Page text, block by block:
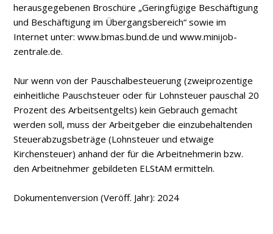
herausgegebenen Broschüre „Geringfügige Beschäftigung
und Beschäftigung im Übergangsbereich“ sowie im
Internet unter: www.bmas.bund.de und www.minijob-
zentrale.de.
Nur wenn von der Pauschalbesteuerung (zweiprozentige
einheitliche Pauschsteuer oder für Lohnsteuer pauschal 20
Prozent des Arbeitsentgelts) kein Gebrauch gemacht
werden soll, muss der Arbeitgeber die einzubehaltenden
Steuerabzugsbeträge (Lohnsteuer und etwaige
Kirchensteuer) anhand der für die Arbeitnehmerin bzw.
den Arbeitnehmer gebildeten ELStAM ermitteln.
Dokumentenversion (Veröff. Jahr): 2024